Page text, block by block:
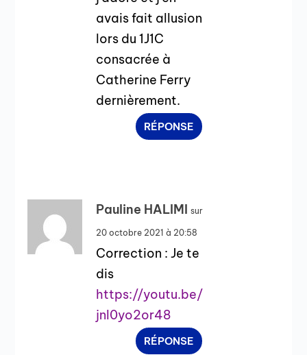
avais fait allusion
lors du 1J1C
consacrée à
Catherine Ferry
dernièrement.
RÉPONSE
Pauline HALIMI sur
20 octobre 2021 à 20:58
Correction : Je te
dis
https://youtu.be/
jnl0yo2or48
RÉPONSE